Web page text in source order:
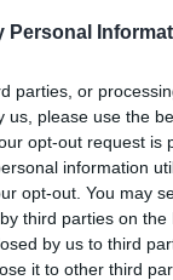
Personal
parties, or
please use the
opt-out request is
information
opt-out. You may
third parties on the
by us to third
it to other third
validation des
vient de se
a promulgué à
craignent de